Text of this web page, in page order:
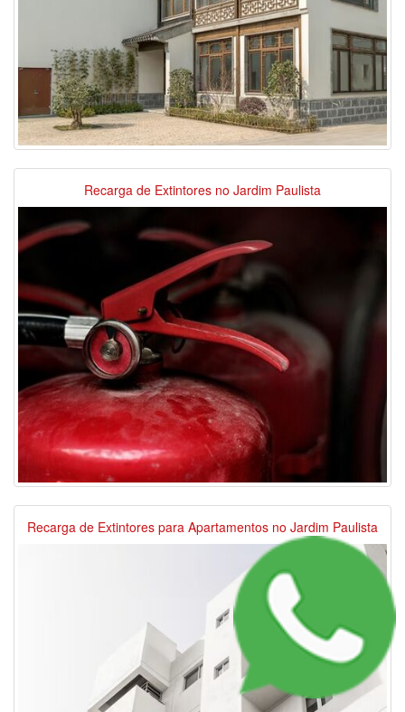
Recarga de Extintores no Jardim Paulista
Recarga de Extintores para Apartamentos no Jardim Paulista